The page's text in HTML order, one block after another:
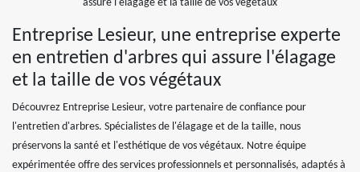
Entreprise Lesieur, une entreprise experte
en entretien d'arbres qui assure l'élagage
et la taille de vos végétaux
Découvrez Entreprise Lesieur, votre partenaire de confiance pour
l'entretien d'arbres. Spécialistes de l'élagage et de la taille, nous
préservons la santé et l'esthétique de vos végétaux. Notre équipe
expérimentée offre des services professionnels et personnalisés, adaptés à